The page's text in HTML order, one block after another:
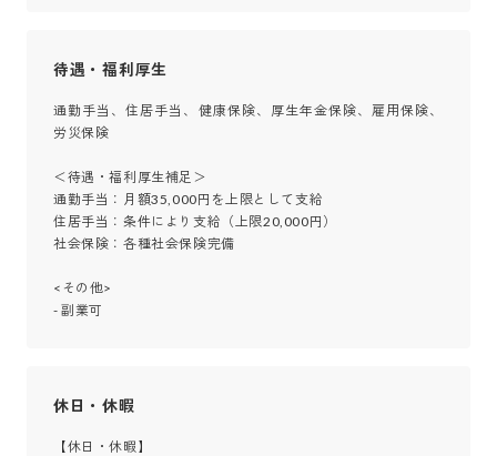
待遇・福利厚生
通勤手当、住居手当、健康保険、厚生年金保険、雇用保険、
労災保険
＜待遇・福利厚生補足＞
通勤手当：月額35,000円を上限として支給
住居手当：条件により支給（上限20,000円）
社会保険：各種社会保険完備
<その他>
- 副業可
休日・休暇
【休日・休暇】